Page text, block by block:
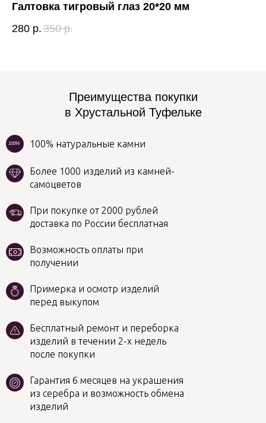
Галтовка тигровый глаз 20*20 мм
280 р. 350 р.
100% натуральные камни
100%
Преимущества покупки
в Хрустальной Туфельке
Бесплатный ремонт и переборка
изделий в течении 2-х недель
после покупки
Примерка и осмотр изделий
перед выкупом
Более 1000 изделий из камней-
самоцветов
Гарантия 6 месяцев на украшения
из серебра и возможность обмена
изделий
Возможность оплаты при
получении
При покупке от 2000 рублей
доставка по России бесплатная